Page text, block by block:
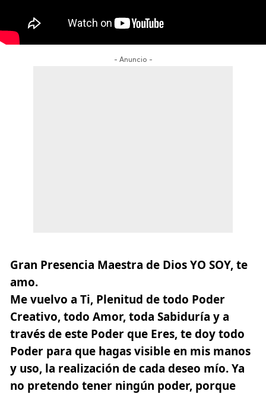
- Anuncio -
Gran Presencia Maestra de Dios YO SOY, te
amo.
Me vuelvo a Ti, Plenitud de todo Poder
Creativo, todo Amor, toda Sabiduría y a
través de este Poder que Eres, te doy todo
Poder para que hagas visible en mis manos
y uso, la realización de cada deseo mío. Ya
no pretendo tener ningún poder, porque